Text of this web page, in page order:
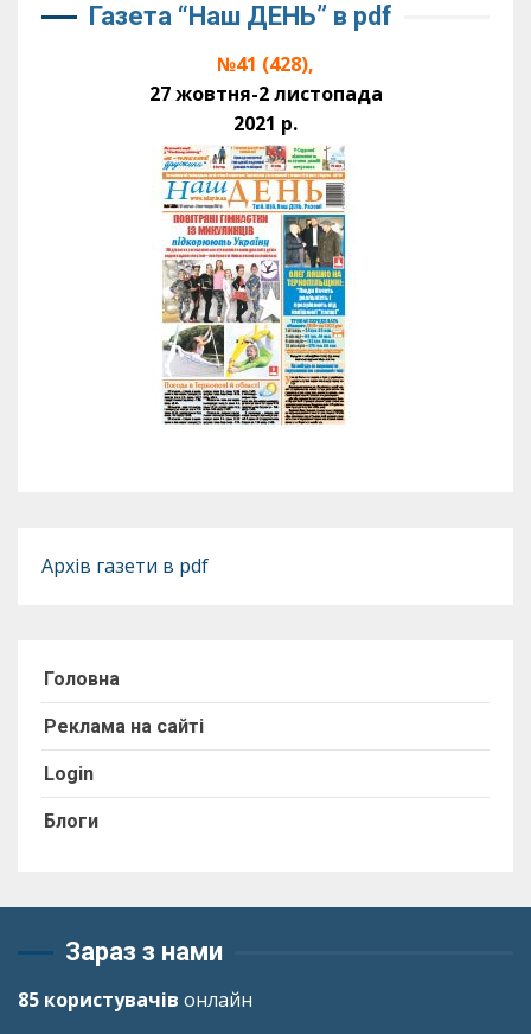
Газета “Наш ДЕНЬ” в pdf
№41 (428),
27 жовтня-2 листопада
2021 р.
Архів газети в pdf
Головна
Реклама на сайті
Login
Блоги
Зараз з нами
85 користувачів онлайн